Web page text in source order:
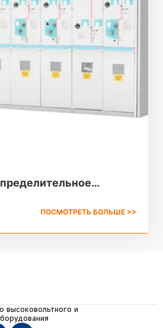
ПОСМОТРЕТЬ БОЛЬШЕ >>
высоковольтного и